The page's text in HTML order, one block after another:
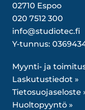
02710 Espoo
020 7512 300
info@studiotec.fi
Y-tunnus:
Myynti- ja
Laskutustiedot »
Tietosuojaseloste
Huoltopyyntö »